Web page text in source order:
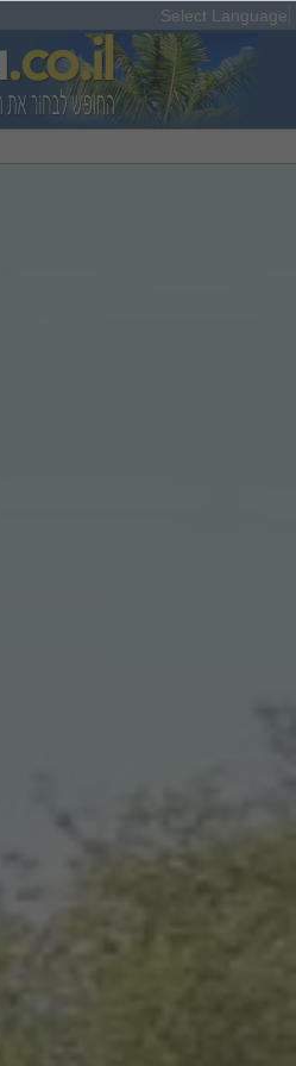
Select Language